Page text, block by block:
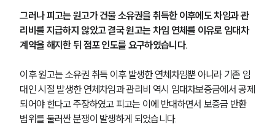
그러나 피고는 원고가 건물 소유권을 취득한 이후에도 차임과 관
리비를 지급하지 않았고 결국 원고는 차임 연체를 이유로 임대차
계약을 해지한 뒤 점포 인도를 요구하였습니다.
이후 원고는 소유권 취득 이후 발생한 연체차임뿐 아니라 기존 임
대인 시절 발생한 연체차임과 관리비 역시 임대차보증금에서 공제
되어야 한다고 주장하였고 피고는 이에 반대하면서 보증금 반환
범위를 둘러싼 분쟁이 발생하게 되었습니다.